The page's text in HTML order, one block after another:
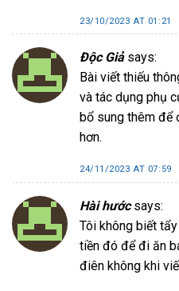
23/10/2023 AT 01:21
Độc Giả says:
Bài viết thiếu
và tác dụng phụ
bổ sung thêm để
hơn.
24/11/2023 AT 07:59
Hài hước says:
Tôi không biết
tiền đó để đi ăn
điên không khi